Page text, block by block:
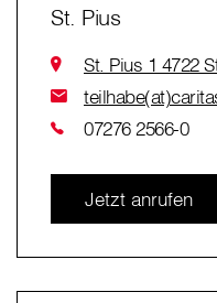
St. Pius
St. Pius 1 4722
07276 2566-0
Jetzt anrufen